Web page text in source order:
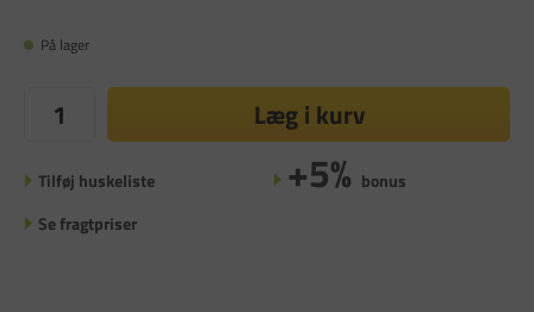
På lager
Læg i kurv
Tilføj huskeliste +5% bonus
Se fragtpriser